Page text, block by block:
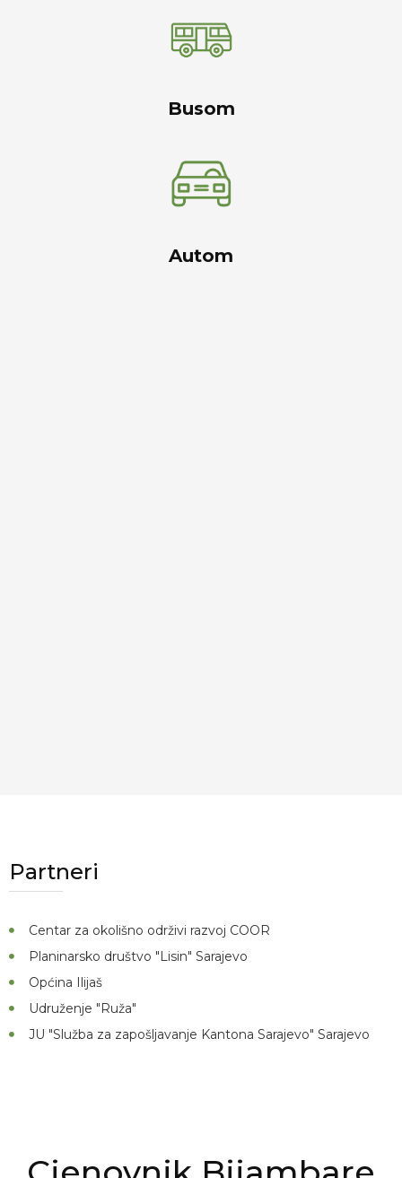
Busom
Autom
Partneri
Centar za okolišno održivi razvoj COOR
Planinarsko društvo "Lisin" Sarajevo
Općina Ilijaš
Udruženje "Ruža"
JU "Služba za zapošljavanje Kantona Sarajevo" Sarajevo